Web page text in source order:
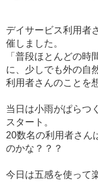
デイサービス利用者
催しました。
「普段ほとんどの時
に、少しでも外の自
利用者さんのことを
当日は小雨がぱらつ
スタート。
20数名の利用者さん
のかな？？？
今日は五感を使って